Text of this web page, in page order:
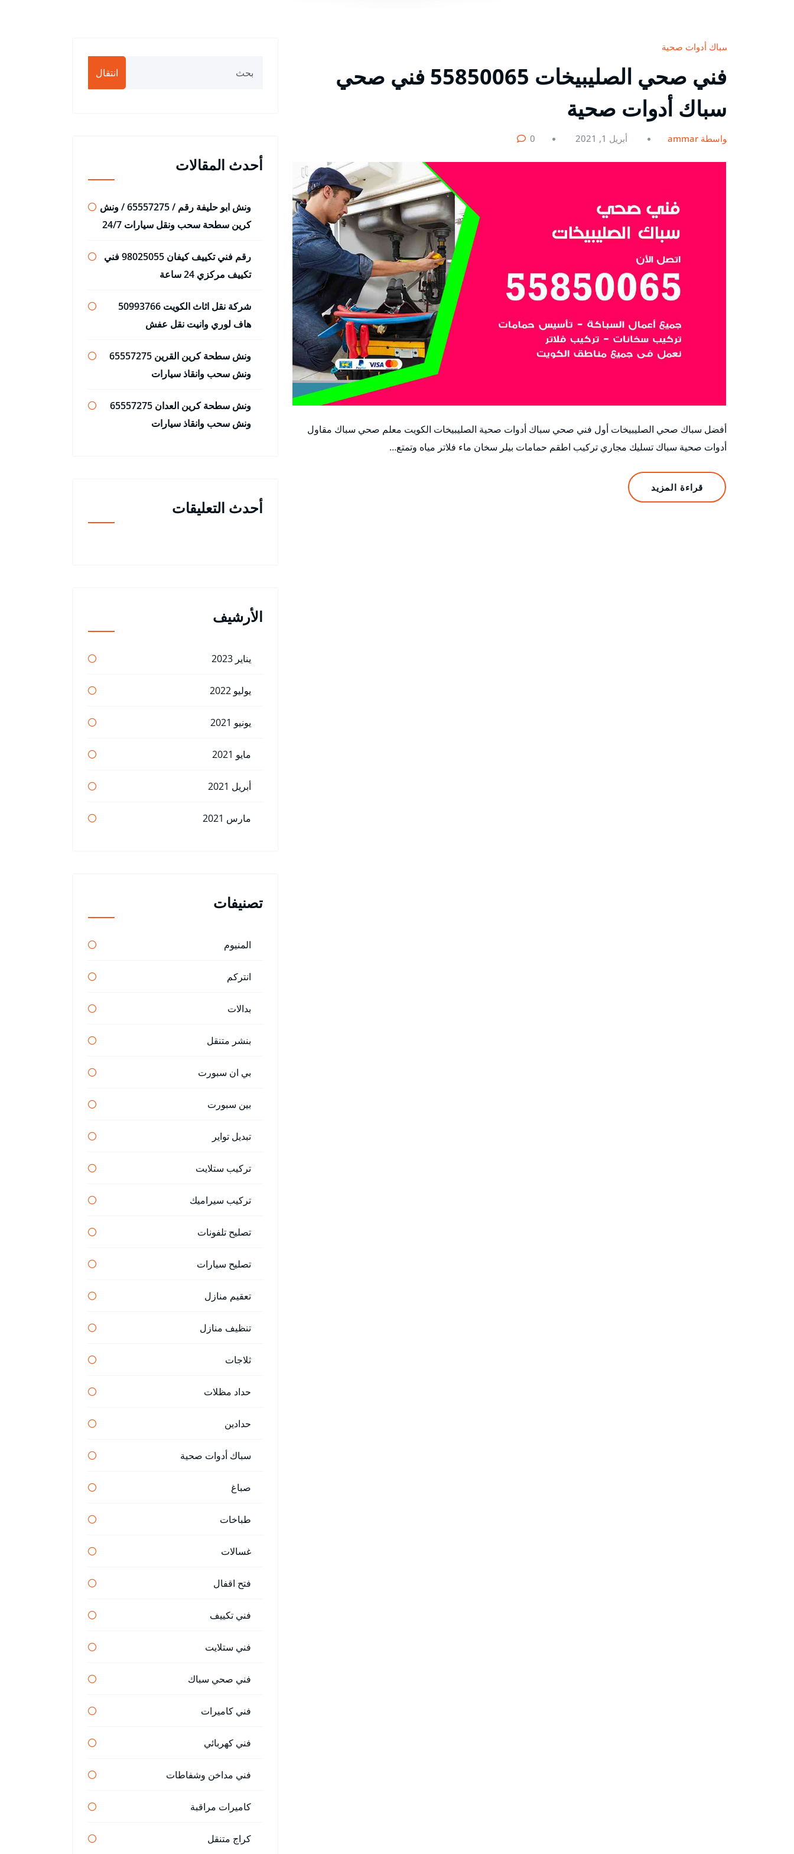
سباك أدوات صحية
فني صحي الصليبيخات 55850065 فني صحي
سباك أدوات صحية
بواسطة ammar أبريل 1, 2021 0
أفضل سباك صحي الصليبيخات أول فني صحي سباك أدوات صحية الصليبيخات الكويت معلم صحي سباك مقاول
أدوات صحية سباك تسليك مجاري تركيب اطقم حمامات بيلر سخان ماء فلاتر مياه وتمتع…
قراءة المزيد
انتقال
أحدث المقالات
ونش ابو حليفة رقم / 65557275 / ونش
كرين سطحة سحب ونقل سيارات 24/7
رقم فني تكييف كيفان 98025055 فني
تكييف مركزي 24 ساعة
شركة نقل اثاث الكويت 50993766
هاف لوري وانيت نقل عفش
ونش سطحة كرين القرين 65557275
ونش سحب وانقاذ سيارات
ونش سطحة كرين العدان 65557275
ونش سحب وانقاذ سيارات
أحدث التعليقات
الأرشيف
يناير 2023
يوليو 2022
يونيو 2021
مايو 2021
أبريل 2021
مارس 2021
تصنيفات
المنيوم
انتركم
بدالات
بنشر متنقل
بي ان سبورت
بين سبورت
تبديل تواير
تركيب ستلايت
تركيب سيراميك
تصليح تلفونات
تصليح سيارات
تعقيم منازل
تنظيف منازل
ثلاجات
حداد مظلات
حدادين
سباك أدوات صحية
صباغ
طباخات
غسالات
فتح اقفال
فني تكييف
فني ستلايت
فني صحي سباك
فني كاميرات
فني كهربائي
فني مداخن وشفاطات
كاميرات مراقبة
كراج متنقل